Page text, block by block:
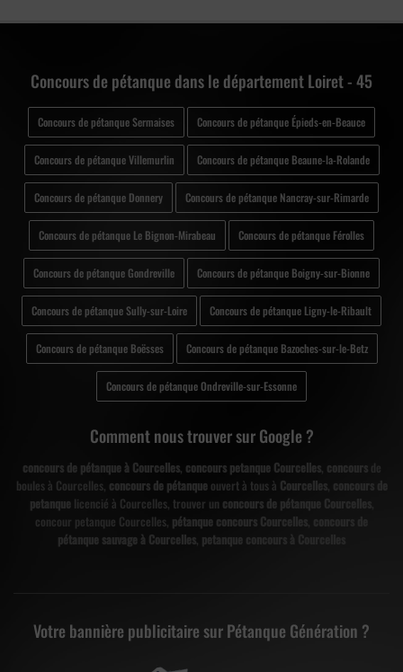
Concours de pétanque dans le département Loiret - 45
Concours de pétanque Sermaises Concours de pétanque Épieds-en-Beauce
Concours de pétanque Villemurlin Concours de pétanque Beaune-la-Rolande
Concours de pétanque Donnery Concours de pétanque Nancray-sur-Rimarde
Concours de pétanque Le Bignon-Mirabeau Concours de pétanque Férolles
Concours de pétanque Gondreville Concours de pétanque Boigny-sur-Bionne
Concours de pétanque Sully-sur-Loire Concours de pétanque Ligny-le-Ribault
Concours de pétanque Boësses Concours de pétanque Bazoches-sur-le-Betz
Concours de pétanque Ondreville-sur-Essonne
Comment nous trouver sur Google ?
concours de pétanque à Courcelles, concours petanque Courcelles, concoursde
boules à Courcelles, concours de pétanqueouvert à tous à Courcelles, concours de
petanque licencié à Courcelles, trouver un concours de pétanque Courcelles
concour petanque Courcelles, pétanque concours Courcelles
pétanque sauvage à Courcelles, petanque concours à Courcelles
Votre bannière publicitaire sur Pétanque Génération ?